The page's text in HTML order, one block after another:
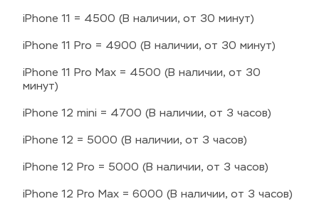
iPhone 11 = 4500 (В наличии, от 30 минут)
iPhone 11 Pro = 4900 (В наличии, от 30 минут)
iPhone 11 Pro Max = 4500 (В наличии, от 30
минут)
iPhone 12 mini = 4700 (В наличии, от 3 часов)
iPhone 12 = 5000 (В наличии, от 3 часов)
iPhone 12 Pro = 5000 (В наличии, от 3 часов)
iPhone 12 Pro Max = 6000 (В наличии, от 3 часов)